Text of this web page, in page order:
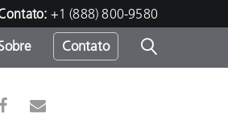
+1 (888) 800-9580
Contato